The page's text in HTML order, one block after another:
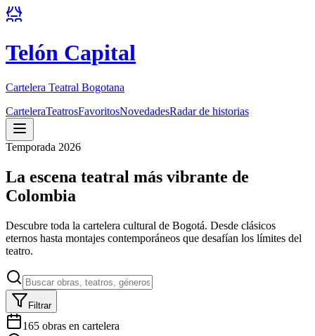
Telón Capital
Cartelera Teatral Bogotana
CarteleraTeatrosFavoritosNovedadesRadar de historias
Temporada 2026
La escena teatral más vibrante de
Colombia
Descubre toda la cartelera cultural de Bogotá. Desde clásicos
eternos hasta montajes contemporáneos que desafían los límites del
teatro.
Filtrar
165 obras en cartelera